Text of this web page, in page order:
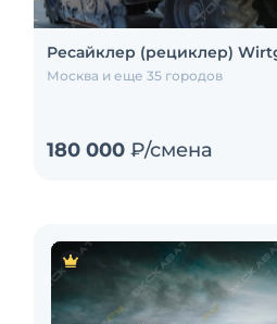
Ресайклер (рециклер)
Москва и еще 35 городов
180 000 ₽/смена